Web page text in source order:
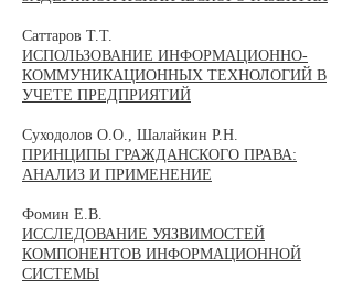
Саттаров Т.Т.
ИСПОЛЬЗОВАНИЕ ИНФОРМАЦИОННО-
КОММУНИКАЦИОННЫХ ТЕХНОЛОГИЙ В
УЧЕТЕ ПРЕДПРИЯТИЙ
Суходолов О.О., Шалайкин Р.Н.
ПРИНЦИПЫ ГРАЖДАНСКОГО ПРАВА:
АНАЛИЗ И ПРИМЕНЕНИЕ
Фомин Е.В.
ИССЛЕДОВАНИЕ УЯЗВИМОСТЕЙ
КОМПОНЕНТОВ ИНФОРМАЦИОННОЙ
СИСТЕМЫ